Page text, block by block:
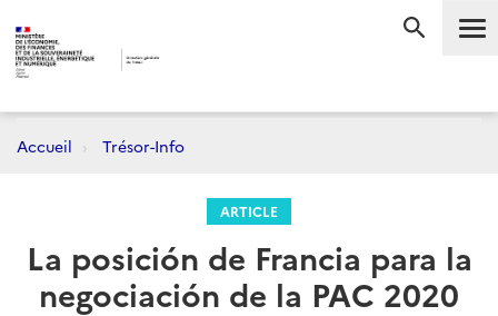
Accueil Trésor-Info
ARTICLE
La posición de Francia para la
negociación de la PAC 2020